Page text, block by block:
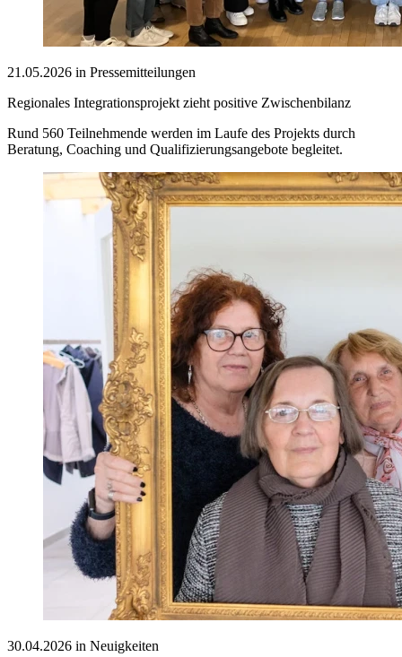
21.05.2026 in Pressemitteilungen
Regionales Integrationsprojekt zieht positive Zwischenbilanz
Rund 560 Teilnehmende werden im Laufe des Projekts durch
Beratung, Coaching und Qualifizierungsangebote begleitet.
30.04.2026 in Neuigkeiten